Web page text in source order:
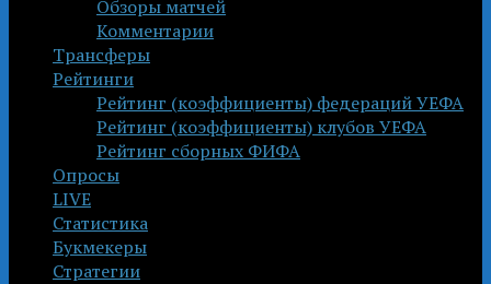
Обзоры матчей
Комментарии
Трансферы
Рейтинги
Рейтинг (коэффициенты) федераций УЕФА
Рейтинг (коэффициенты) клубов УЕФА
Рейтинг сборных ФИФА
Опросы
LIVE
Статистика
Букмекеры
Стратегии